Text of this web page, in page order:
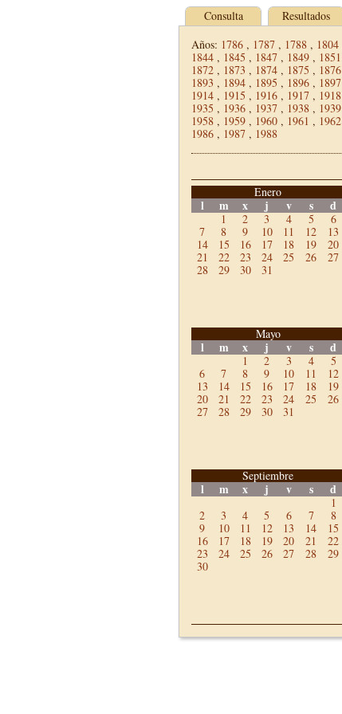
Consulta Resultados
Años: 1786 , 1787 , 1788 , 1804
1844 , 1845 , 1847 , 1849 , 1851
1872 , 1873 , 1874 , 1875 , 1876
1893 , 1894 , 1895 , 1896 , 1897
1914 , 1915 , 1916 , 1917 , 1918
1935 , 1936 , 1937 , 1938 , 1939
1958 , 1959 , 1960 , 1961 , 1962
1986 , 1987 , 1988
Enero
l m x j v s d
1 2 3 4 5
6
7
8 9 10 11 12
13
14
15 16 17 18 19
20
21
22 23 24 25 26
27
28
29 30 31
Mayo
l m x j v s d
1 2 3 4
5
6
7 8 9 10 11
12
13
14 15 16 17 18
19
20
21 22 23 24 25
26
27
28 29 30 31
Septiembre
l m x j v s d
1
2
3 4 5 6 7
8
9
10 11 12 13 14
15
16
17 18 19 20 21
22
23
24 25 26 27 28
29
30